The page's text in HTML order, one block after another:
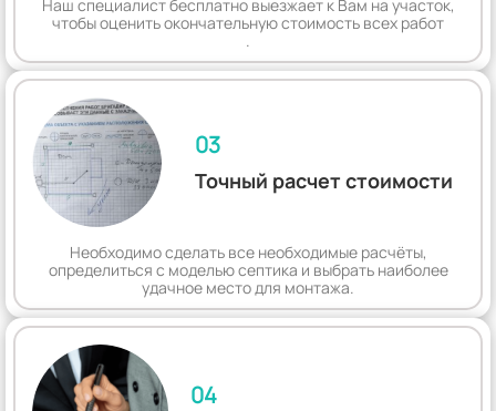
Наш специалист бесплатно выезжает к Вам на участок,
чтобы оценить окончательную стоимость всех работ
.
03
Точный расчет стоимости
Необходимо сделать все необходимые расчёты,
определиться с моделью септика и выбрать наиболее
удачное место для монтажа.
04